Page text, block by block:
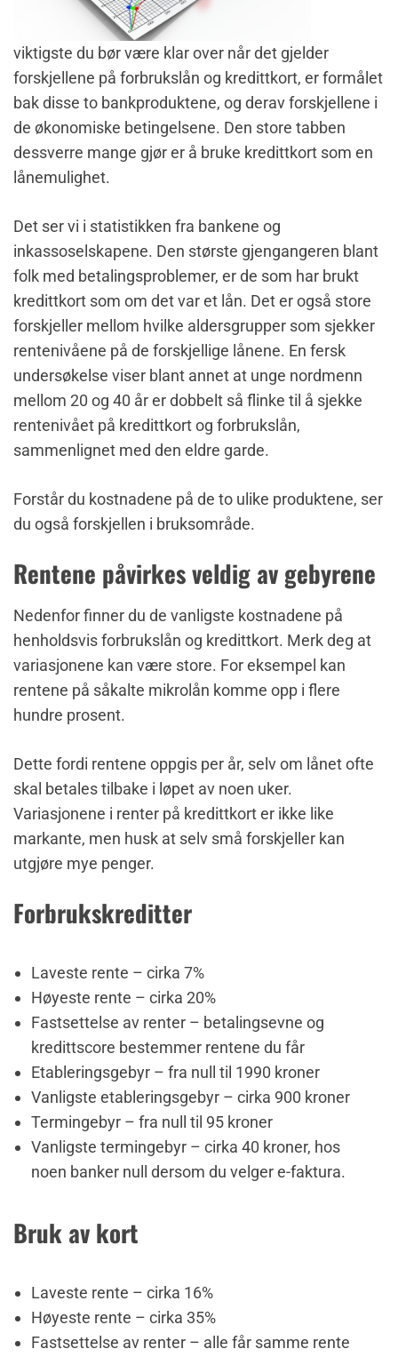
viktigste du bør være klar over når det gjelder
forskjellene på forbrukslån og kredittkort, er formålet
bak disse to bankproduktene, og derav forskjellene i
de økonomiske betingelsene. Den store tabben
dessverre mange gjør er å bruke kredittkort som en
lånemulighet.
Det ser vi i statistikken fra bankene og
inkassoselskapene. Den største gjengangeren blant
folk med betalingsproblemer, er de som har brukt
kredittkort som om det var et lån. Det er også store
forskjeller mellom hvilke aldersgrupper som sjekker
rentenivåene på de forskjellige lånene. En fersk
undersøkelse viser blant annet at unge nordmenn
mellom 20 og 40 år er dobbelt så flinke til å sjekke
rentenivået på kredittkort og forbrukslån,
sammenlignet med den eldre garde.
Forstår du kostnadene på de to ulike produktene, ser
du også forskjellen i bruksområde.
Rentene påvirkes veldig av gebyrene
Nedenfor finner du de vanligste kostnadene på
henholdsvis forbrukslån og kredittkort. Merk deg at
variasjonene kan være store. For eksempel kan
rentene på såkalte mikrolån komme opp i flere
hundre prosent.
Dette fordi rentene oppgis per år, selv om lånet ofte
skal betales tilbake i løpet av noen uker.
Variasjonene i renter på kredittkort er ikke like
markante, men husk at selv små forskjeller kan
utgjøre mye penger.
Forbrukskreditter
Laveste rente – cirka 7%
Høyeste rente – cirka 20%
Fastsettelse av renter – betalingsevne og
kredittscore bestemmer rentene du får
Etableringsgebyr – fra null til 1990 kroner
Vanligste etableringsgebyr – cirka 900 kroner
Termingebyr – fra null til 95 kroner
Vanligste termingebyr – cirka 40 kroner, hos
noen banker null dersom du velger e-faktura.
Bruk av kort
Laveste rente – cirka 16%
Høyeste rente – cirka 35%
Fastsettelse av renter – alle får samme rente